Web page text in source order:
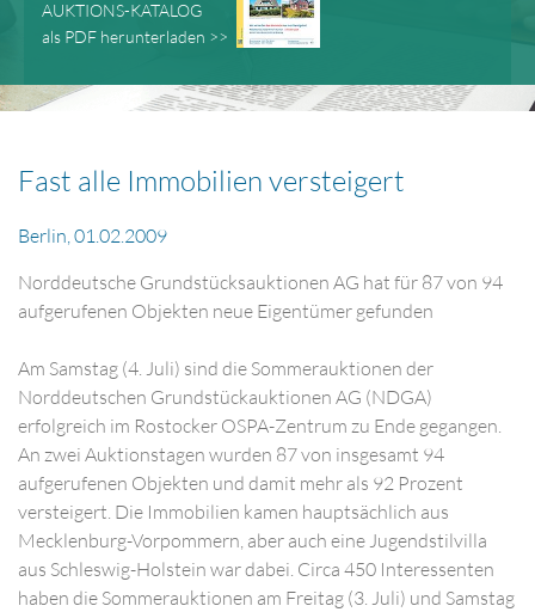
AUKTIONS-KATALOG
als PDF herunterladen >>
Fast alle Immobilien versteigert
Berlin, 01.02.2009
Norddeutsche Grundstücksauktionen AG hat für 87 von 94
aufgerufenen Objekten neue Eigentümer gefunden
Am Samstag (4. Juli) sind die Sommerauktionen der
Norddeutschen Grundstückauktionen AG (NDGA)
erfolgreich im Rostocker OSPA-Zentrum zu Ende gegangen.
An zwei Auktionstagen wurden 87 von insgesamt 94
aufgerufenen Objekten und damit mehr als 92 Prozent
versteigert. Die Immobilien kamen hauptsächlich aus
Mecklenburg-Vorpommern, aber auch eine Jugendstilvilla
aus Schleswig-Holstein war dabei. Circa 450 Interessenten
haben die Sommerauktionen am Freitag (3. Juli) und Samstag